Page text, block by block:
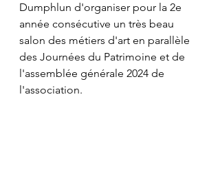
Dumphlun d'organiser pour la 2e
année consécutive un très beau
salon des métiers d'art en parallèle
des Journées du Patrimoine et de
l'assemblée générale 2024 de
l'association.